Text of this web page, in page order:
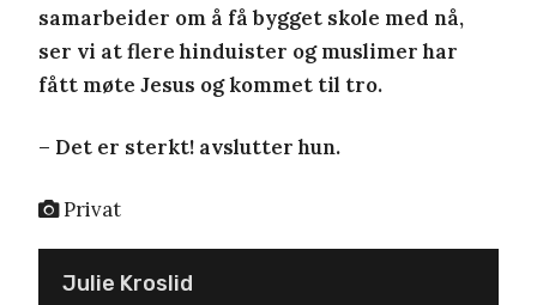
samarbeider om å få bygget skole med nå,
ser vi at flere hinduister og muslimer har
fått møte Jesus og kommet til tro.
– Det er sterkt! avslutter hun.
Privat
Julie Kroslid